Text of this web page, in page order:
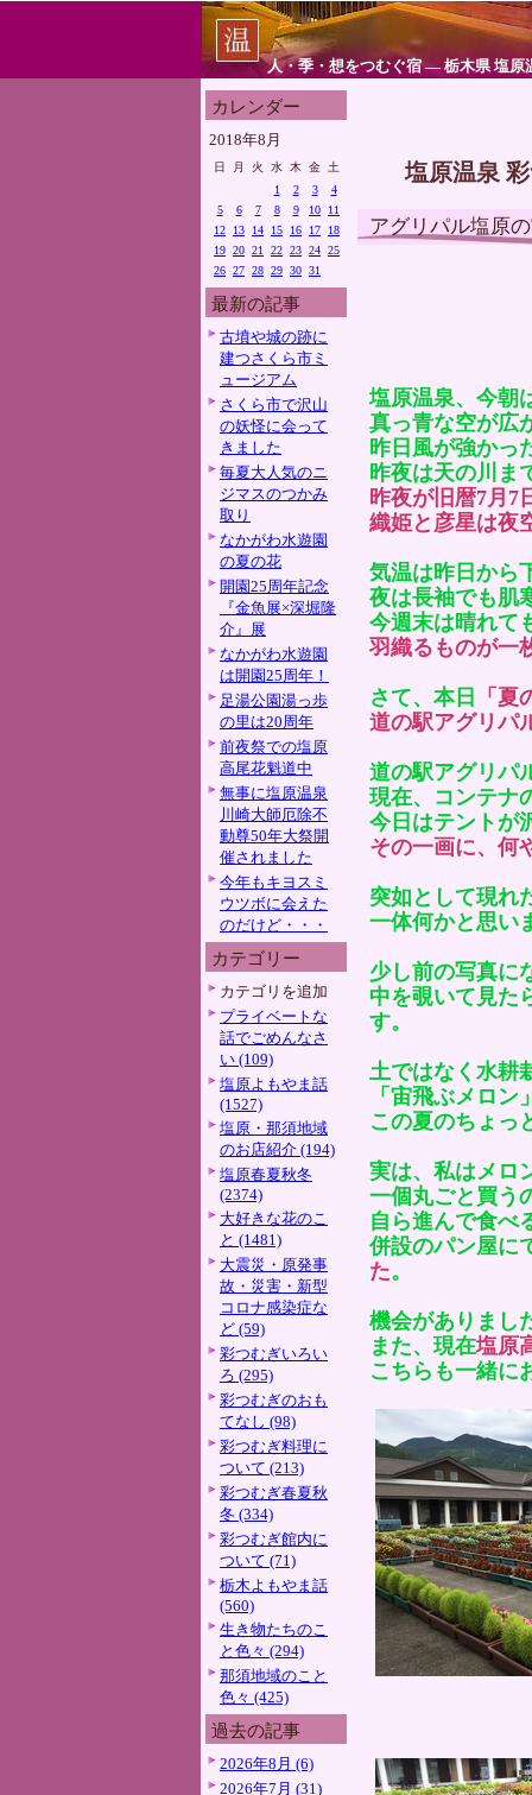
人・季・想をつむぐ宿 ― 栃木県 塩原
カレンダー
2018年8月
日 月 火 水 木 金
土
1
2 3
4
5
6 7 8 9 10
11
12
13 14 15 16 17
18
19 20 21 22 23 24 25
26 27 28 29 30 31
最新の記事
古墳や城の跡に
建つさくら市ミ
ュージアム
さくら市で沢山
の妖怪に会って
きました
毎夏大人気のニ
ジマスのつかみ
取り
なかがわ水遊園
の夏の花
開園25周年記念
『金魚展×深堀隆
介』展
なかがわ水遊園
は開園25周年！
足湯公園湯っ歩
の里は20周年
前夜祭での塩原
高尾花魁道中
無事に塩原温泉
川崎大師厄除不
動尊50年大祭開
催されました
今年もキヨスミ
ウツボに会えた
のだけど・・・
カテゴリー
カテゴリを追加
プライベートな
話でごめんなさ
い (109)
塩原よもやま話
(1527)
塩原・那須地域
のお店紹介 (194)
塩原春夏秋冬
(2374)
大好きな花のこ
と (1481)
大震災・原発事
故・災害・新型
コロナ感染症な
ど (59)
彩つむぎいろい
ろ (295)
彩つむぎのおも
てなし (98)
彩つむぎ料理に
ついて (213)
彩つむぎ春夏秋
冬 (334)
彩つむぎ館内に
ついて (71)
栃木よもやま話
(560)
生き物たちのこ
と色々 (294)
那須地域のこと
色々 (425)
過去の記事
2026年8月 (6)
2026年7月 (31)
塩原温泉
アグリパル塩原
塩原温泉、今朝
真っ青な空が広
昨日風が強かっ
昨夜は天の川ま
昨夜が旧暦7月7
織姫と彦星は夜
気温は昨日から
夜は長袖でも肌
今週末は晴れて
羽織るものが一
さて、本日
「
道の駅アグリパ
道の駅アグリパ
現在、コンテナ
今日はテントが
その一画に、何
突如として現れ
一体何かと思い
少し前の写真に
中を覗いて見た
す。
土ではなく水耕
「宙飛ぶメロ
この夏のちょっ
実は、私はメロ
一個丸ごと買う
自ら進んで食べ
併設のパン屋に
た。
機会がありまし
また、現在塩原
こちらも一緒に